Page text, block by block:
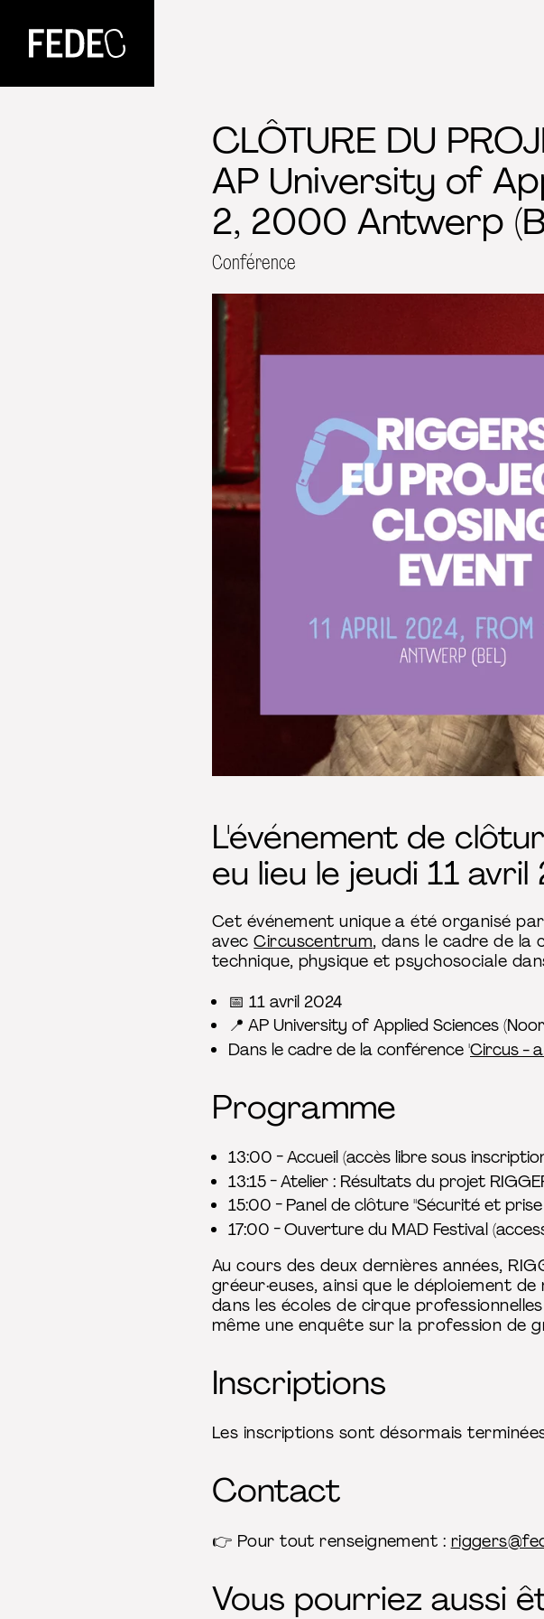
FEDEC
CLÔTURE DU
AP University of
2, 2000 Antwerp
Conférence
L'événement de
eu lieu le jeudi 11 avril
Cet événement unique a été organisé par
avecCircuscentrum, dans le cadre de la
technique, physique et psychosociale
📅 11 avril 2024
📍 AP University of Applied Sciences
Dans le cadre de la conférence 'Circus -
Programme
13:00 - Accueil (accès libre sous
13:15 - Atelier : Résultats du projet
15:00 - Panel de clôture "Sécurité et
17:00 - Ouverture du MAD Festival
Au cours des deux dernières années,
gréeur·euses, ainsi que le déploiement
dans les écoles de cirque
même une enquête sur la profession de
Inscriptions
Les inscriptions sont désormais
Contact
👉 Pour tout renseignement :
Vous pourriez aussi